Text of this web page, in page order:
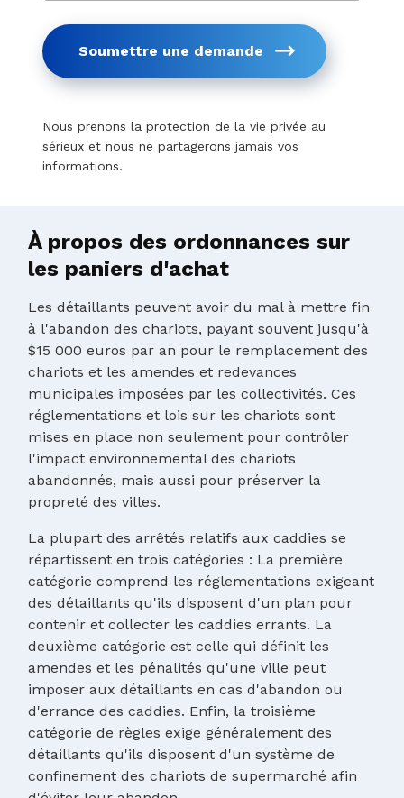
Soumettre une demande
Nous prenons la protection de la vie privée au
sérieux et nous ne partagerons jamais vos
informations.
À propos des ordonnances sur
les paniers d'achat
Les détaillants peuvent avoir du mal à mettre fin
à l'abandon des chariots, payant souvent jusqu'à
$15 000 euros par an pour le remplacement des
chariots et les amendes et redevances
municipales imposées par les collectivités. Ces
réglementations et lois sur les chariots sont
mises en place non seulement pour contrôler
l'impact environnemental des chariots
abandonnés, mais aussi pour préserver la
propreté des villes.
La plupart des arrêtés relatifs aux caddies se
répartissent en trois catégories : La première
catégorie comprend les réglementations exigeant
des détaillants qu'ils disposent d'un plan pour
contenir et collecter les caddies errants. La
deuxième catégorie est celle qui définit les
amendes et les pénalités qu'une ville peut
imposer aux détaillants en cas d'abandon ou
d'errance des caddies. Enfin, la troisième
catégorie de règles exige généralement des
détaillants qu'ils disposent d'un système de
confinement des chariots de supermarché afin